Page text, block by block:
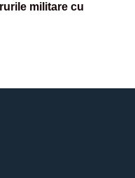
militare cu